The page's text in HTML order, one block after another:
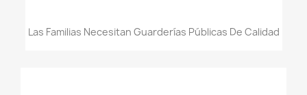
Las Familias Necesitan Guarderías Públicas De Calidad